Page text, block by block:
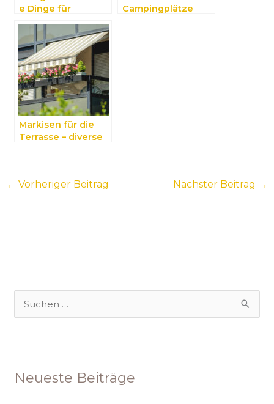
e Dinge für
Personen
Campingplätze
Markisen für die
Terrasse – diverse
hkeiten
← Vorheriger Beitrag Nächster Beitrag →
e
Neueste Beiträge